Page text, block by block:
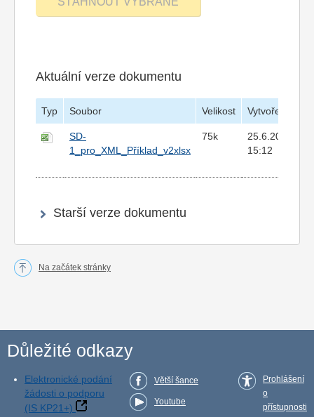
Aktuální verze dokumentu
Typ Soubor Velikost Vytvořeno
SD-
1_pro_XML_Příklad_v2xlsx
75k
25.6.2024
15:12
Starší verze dokumentu
Na začátek stránky
Důležité odkazy
Elektronické podání
žádosti o podporu
(IS KP21+)
Větší šance
Youtube
Prohlášení
o
přístupnosti